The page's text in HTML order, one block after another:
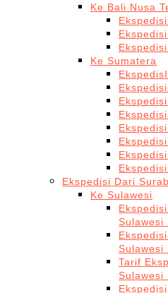
Ke Bali Nusa
Ke Sumatera
Ekspedisi Dari
Ke Sulawesi
Sulawesi
Sulawesi
Tarif
Sulawesi